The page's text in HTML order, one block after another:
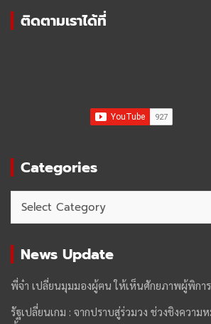
ติดตามเราได้ที่
Categories
Categories
News Update
พี่จ๋า เปลี่ยนมุมมองผู้ฅน ให้เห็นศักยภาพผู้พิการ
รัฐเปลี่ยนเกม : จากปราบสู่ร่วมวง ช่วงชิงความ
ท้าทาย